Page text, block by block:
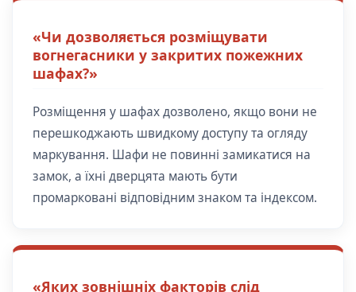
«Чи дозволяється розміщувати
вогнегасники у закритих пожежних
шафах?»
Розміщення у шафах дозволено, якщо вони не
перешкоджають швидкому доступу та огляду
маркування. Шафи не повинні замикатися на
замок, а їхні дверцята мають бути
промарковані відповідним знаком та індексом.
«Яких зовнішніх факторів слід